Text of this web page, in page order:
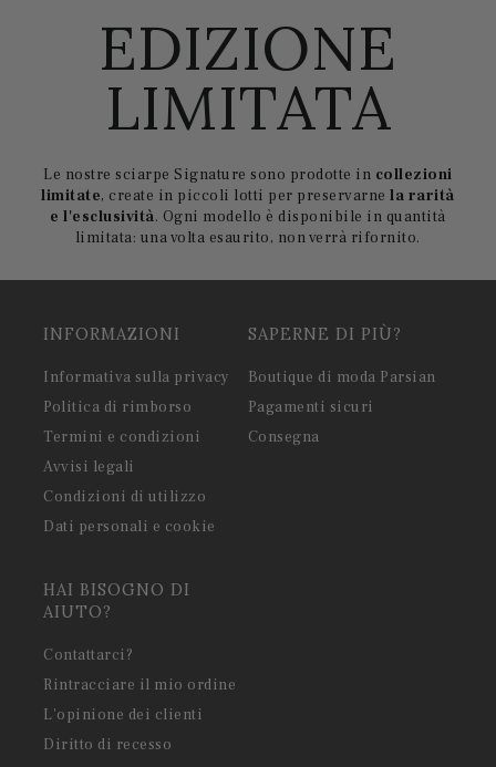
EDIZIONE
LIMITATA
Le nostre sciarpe Signature sono prodotte in collezioni
limitate, create in piccoli lotti per preservarnela rarità
e l'esclusività. Ogni modello è disponibile in quantità
limitata: una volta esaurito, non verrà rifornito.
INFORMAZIONI
Informativa sulla privacy
Politica di rimborso
Termini e condizioni
Avvisi legali
Condizioni di utilizzo
Dati personali e cookie
SAPERNE DI PIÙ?
Boutique di moda Parsian
Pagamenti sicuri
Consegna
HAI BISOGNO DI
AIUTO?
Contattarci?
Rintracciare il mio ordine
L'opinione dei clienti
Diritto di recesso